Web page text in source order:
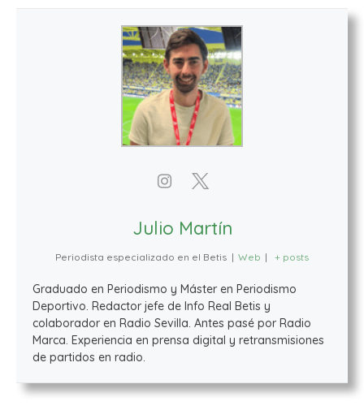
Julio Martín
Periodista especializado en el Betis | Web | + posts
Graduado en Periodismo y Máster en Periodismo
Deportivo. Redactor jefe de Info Real Betis y
colaborador en Radio Sevilla. Antes pasé por Radio
Marca. Experiencia en prensa digital y retransmisiones
de partidos en radio.